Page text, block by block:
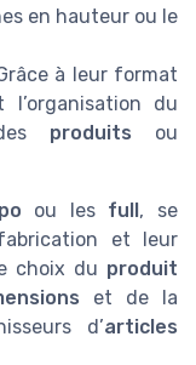
en hauteur ou le
à leur format
du
produits ou
ou les full, se
et leur
choix du produit
et de la
d’articles